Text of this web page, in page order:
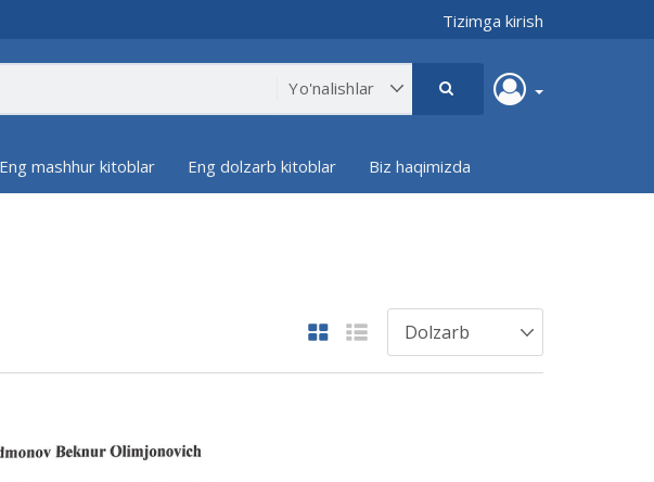
Tizimga kirish
Eng mashhur kitoblar Eng dolzarb kitoblar Biz haqimizda